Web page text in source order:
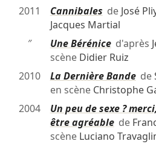
2011
Cannibales de José
Jacques Martial
″
Une Béréniced'après
scène Didier Ruiz
2010
La Dernière Bandede
en scène Christophe
2004
Un peu de sexe ?
être agréablede
scène Luciano